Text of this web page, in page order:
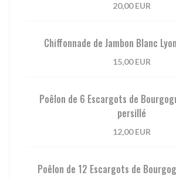
20,00 EUR
Chiffonnade de Jambon Blanc
15,00 EUR
Poêlon de 6 Escargots de
persillé
12,00 EUR
Poêlon de 12 Escargots de